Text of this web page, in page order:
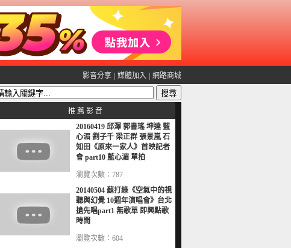
影音分享 媒體加入 網路商城
推 薦 影 音
20160419 邱澤 郭書瑤 坤達 藍
心湄 劉子千 梁正群 張景嵐 石
知田《原來一家人》首映記者
會 part10 藍心湄 單拍
瀏覽次數：787
20140504 蘇打綠《空氣中的視
聽與幻覺 10週年演唱會》台北
搶先唱part1 無歌單 即興點歌
時間
瀏覽次數：604